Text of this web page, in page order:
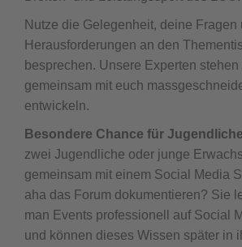
Nutze die Gelegenheit, deine Fragen
Herausforderungen an den
besprechen. Unsere Experten stehen
gemeinsam mit euch
entwickeln.
Besondere Chance für
zwei Jugendliche oder junge
gemeinsam mit einem Social Media
aha das Forum dokumentieren? Sie
man Events professionell auf Social
und können dieses Wissen später in